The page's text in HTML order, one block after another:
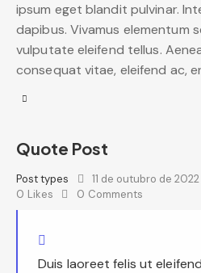
ipsum eget blandit pulvinar.
dapibus. Vivamus elementum
vulputate eleifend tellus.
consequat vitae, eleifend ac,
Quote Post
Post types 11 de outubro de 2022
0 Likes 0 Comments
Duis laoreet felis ut